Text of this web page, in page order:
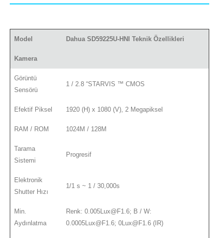
Model Dahua SD59225U-HNI Teknik Özellikleri
Kamera
Görüntü
Sensörü
1 / 2.8 “STARVIS ™ CMOS
Efektif Piksel 1920 (H) x 1080 (V), 2 Megapiksel
RAM / ROM 1024M / 128M
Tarama
Sistemi
Progresif
Elektronik
Shutter Hızı
1/1 s ~ 1 / 30,000s
Min.
Aydınlatma
Renk: 0.005Lux@F1.6; B / W:
0.0005Lux@F1.6; 0Lux@F1.6 (IR)